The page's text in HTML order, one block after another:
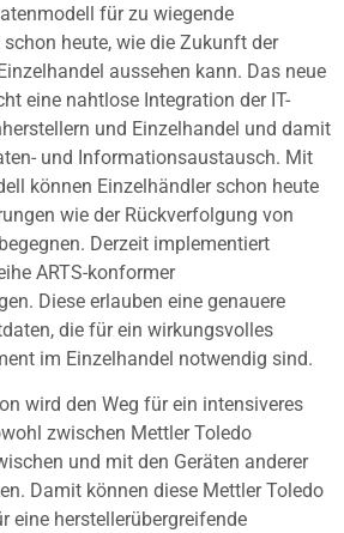
für zu wiegende
heute, wie die Zukunft der
aussehen kann. Das neue
eine nahtlose Integration der IT-
und Einzelhandel und damit
und Informationsaustausch. Mit
können Einzelhändler schon heute
wie der Rückverfolgung von
Derzeit implementiert
ARTS-konformer
Diese erlauben eine genauere
die für ein wirkungsvolles
im Einzelhandel notwendig sind.
wird den Weg für ein intensiveres
zwischen Mettler Toledo
und mit den Geräten anderer
Damit können diese Mettler Toledo
eine herstellerübergreifende